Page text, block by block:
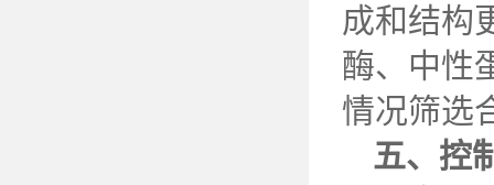
成和结构
酶、中性
情况筛选
五、 控